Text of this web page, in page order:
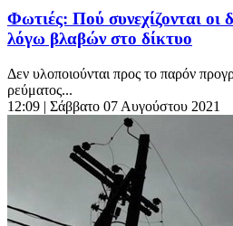
Φωτιές: Πού συνεχίζονται οι
λόγω βλαβών στο δίκτυο
Δεν υλοποιούνται προς το παρόν
ρεύματος...
12:09 | Σάββατο 07 Αυγούστου 2021